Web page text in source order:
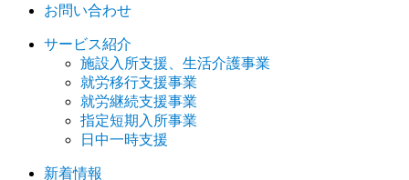
お問い合わせ
サービス紹介
施設入所支援、生活介護事業
就労移行支援事業
就労継続支援事業
指定短期入所事業
日中一時支援
新着情報